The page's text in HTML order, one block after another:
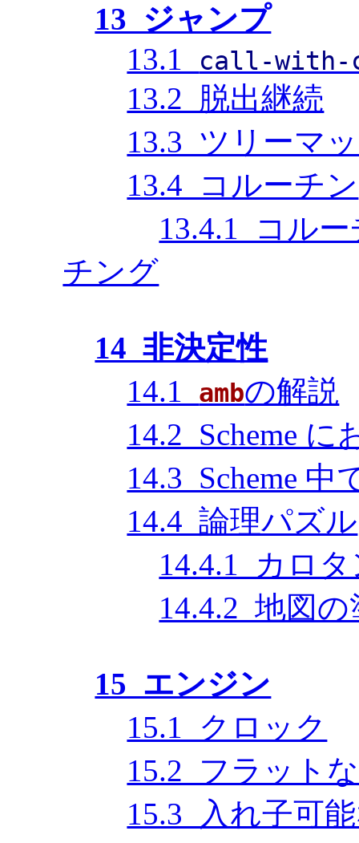
13 ジャンプ
13.1
call-with-
13.2 脱出継続
13.3 ツリーマ
13.4 コルーチン
13.4.1 コル
チング
14 非決定性
14.1
ambの解説
14.2 Scheme に
14.3 Scheme 中
14.4 論理パズル
14.4.1 カロ
14.4.2 地図
15 エンジン
15.1 クロック
15.2 フラット
15.3 入れ子可